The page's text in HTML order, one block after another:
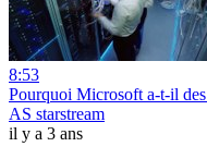
8:53
Pourquoi Microsoft a-t-il
AS starstream
il y a 3 ans